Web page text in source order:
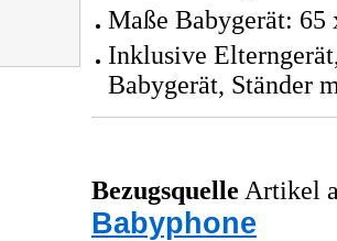
Maße Babygerät: 65
Inklusive
Babygerät, Ständer
Bezugsquelle Artikel
Babyphone